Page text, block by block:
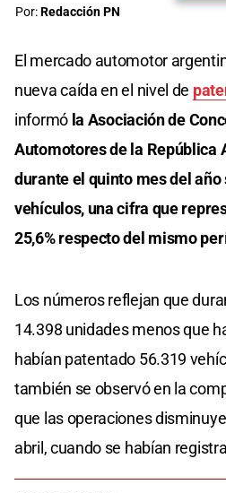
Por:Redacción PN
El mercado automotor
nueva caída en el nivel de
informó la Asociación de
Automotores de la República
durante el quinto mes del
vehículos, una cifra que
25,6% respecto del mismo
Los números reflejan que
14.398 unidades menos que
habían patentado 56.319
también se observó en la
que las operaciones
abril, cuando se habían